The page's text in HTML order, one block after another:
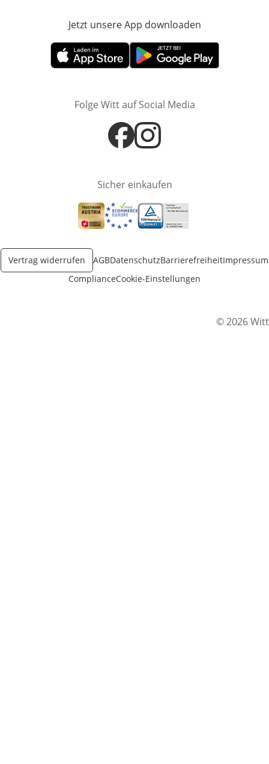
Jetzt unsere App downloaden
Öffnet in neuem FensterÖffnet in neuem Fenster
Folge Witt auf Social Media
Öffnet in neuem Fenster
Öffnet in neuem Fenster
Sicher einkaufen
Öffnet in neuem Fenster
Öffnet in neuem Fenster
Öffnet in neuem Fenster
Vertrag widerrufen AGBDatenschutzBarrierefreiheitImpressum
ComplianceCookie-Einstellungen
© 2026 Witt